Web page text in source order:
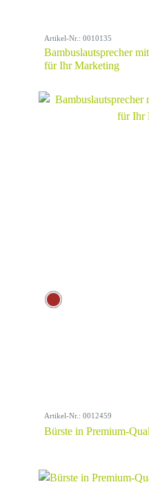
Artikel-Nr.: 0010135
Bambuslautsprecher
für Ihr Marketing
Artikel-Nr.: 0012459
Bürste in Premium-